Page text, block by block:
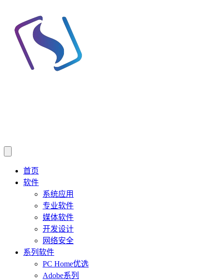
首页
软件
系统应用
专业软件
媒体软件
开发设计
网络安全
系列软件
PC Home优选
Adobe系列